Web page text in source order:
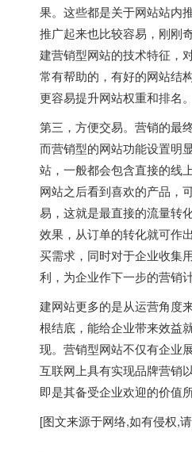
果。这些都是关于网站站内
推广起来也比较容易，刚刚
建营销型网站的技术特征，
常有帮助的，有好的网站结
更容易提升网站权重和排名。
第三，方便交易。营销的最
而营销型的网站功能设置明
站，一般都会包含直接的线
网站之后看到喜欢的产品，
易，这就是最直接的流量转
效果，从订单的转化就可作
买需求，同时对于企业收集
利，为企业作下一步的营销
建网站更多的是从运营角度
根结底，能给企业带来效益
现。营销型网站不仅有企业
互联网上具有实现品牌营销
即是其备受企业欢迎的价值所
[图文来源于网络,如有侵权,